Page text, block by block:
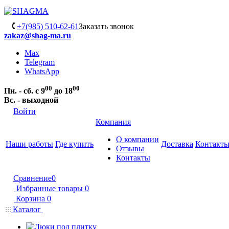
+7(985) 510-62-61Заказать звонок
zakaz@shag-ma.ru
Max
Telegram
WhatsApp
Пн. - сб. с 900 до 1800
Вс. - выходной
Войти
Наши работы Где купить
Компания
О компании
Отзывы
Контакты
Доставка Контакты
Сравнение0
Избранные товары 0
Корзина 0
Каталог